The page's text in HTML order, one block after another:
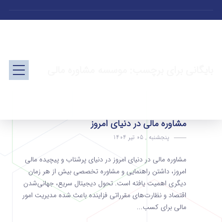
مشاوره مالی در دنیای امروز
پنجشنبه , 05 تیر 1404
مشاوره مالی در دنیای امروز در دنیای پرشتاب و پیچیده مالی
امروز، داشتن راهنمایی و مشاوره تخصصی بیش از هر زمان
دیگری اهمیت یافته است. تحول دیجیتال سریع، جهانی‌شدن
اقتصاد و نظارت‌های مقرراتی فزاینده باعث شده مدیریت امور
مالی برای کسب...